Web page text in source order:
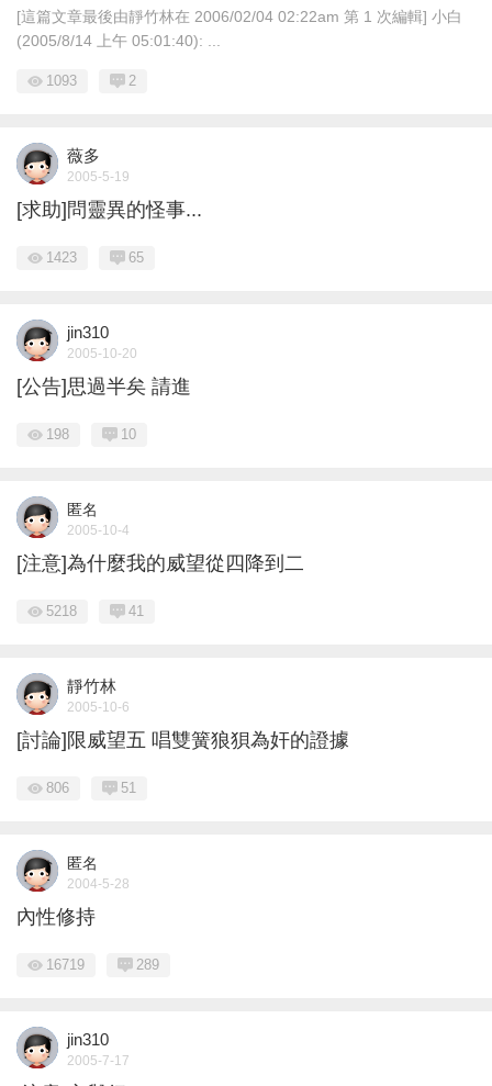
[這篇文章最後由靜竹林在 2006/02/04 02:22am 第 1 次編輯] 小白
(2005/8/14 上午 05:01:40): ...
1093 2
薇多
2005-5-19
[求助]問靈異的怪事...
1423 65
jin310
2005-10-20
[公告]思過半矣 請進
198 10
匿名
2005-10-4
[注意]為什麼我的威望從四降到二
5218 41
靜竹林
2005-10-6
[討論]限威望五 唱雙簧狼狽為奸的證據
806 51
匿名
2004-5-28
內性修持
16719 289
jin310
2005-7-17